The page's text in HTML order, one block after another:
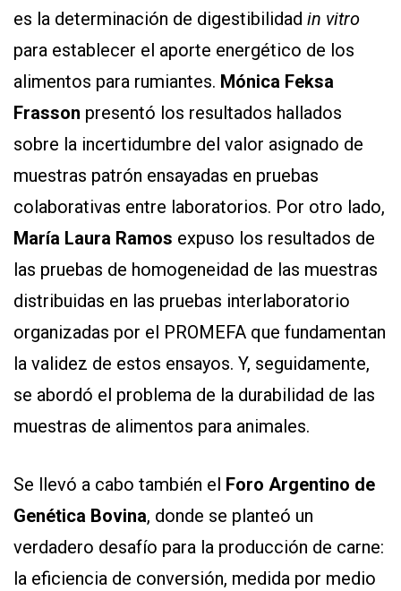
es la determinación de digestibilidad in vitro
para establecer el aporte energético de los
alimentos para rumiantes. Mónica Feksa
Frasson presentó los resultados hallados
sobre la incertidumbre del valor asignado de
muestras patrón ensayadas en pruebas
colaborativas entre laboratorios. Por otro lado,
María Laura Ramos expuso los resultados de
las pruebas de homogeneidad de las muestras
distribuidas en las pruebas interlaboratorio
organizadas por el PROMEFA que fundamentan
la validez de estos ensayos. Y, seguidamente,
se abordó el problema de la durabilidad de las
muestras de alimentos para animales.
Se llevó a cabo también el Foro Argentino de
Genética Bovina, donde se planteó un
verdadero desafío para la producción de carne:
la eficiencia de conversión, medida por medio